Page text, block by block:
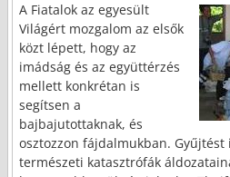
A Fiatalok az egyesült
Világért mozgalom az elsők
közt lépett, hogy az
imádság és az együttérzés
mellett konkrétan is
segítsen a
bajbajutottaknak, és
osztozzon fájdalmukban.
természeti katasztrófák